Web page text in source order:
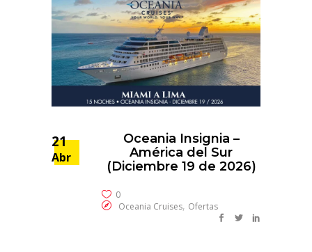
21
Abr
Oceania Insignia –
América del Sur
(Diciembre 19 de 2026)
0
Oceania Cruises, Ofertas